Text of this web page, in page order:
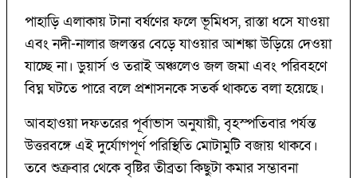
পাহাড়ি এলাকায় টানা বর্ষণের ফলে ভূমিধস, রাস্তা ধসে যাওয়া
এবং নদী-নালার জলস্তর বেড়ে যাওয়ার আশঙ্কা উড়িয়ে দেওয়া
যাচ্ছে না। ডুয়ার্স ও তরাই অঞ্চলেও জল জমা এবং পরিবহণে
বিঘ্ন ঘটতে পারে বলে প্রশাসনকে সতর্ক থাকতে বলা হয়েছে।
আবহাওয়া দফতরের পূর্বাভাস অনুযায়ী, বৃহস্পতিবার পর্যন্ত
উত্তরবঙ্গে এই দুর্যোগপূর্ণ পরিস্থিতি মোটামুটি বজায় থাকবে।
তবে শুক্রবার থেকে বৃষ্টির তীব্রতা কিছুটা কমার সম্ভাবনা